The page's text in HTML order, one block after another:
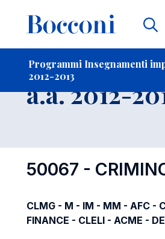
Programmi Insegnamenti
2012-2013
-
a.a. 2012-
50067 -
CLMG - M - IM - MM - AFC -
FINANCE - CLELI - ACME -